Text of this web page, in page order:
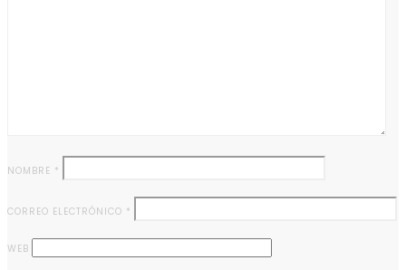
NOMBRE *
CORREO ELECTRÓNICO *
WEB